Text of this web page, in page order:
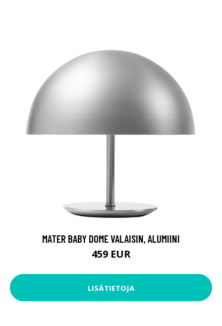
MATER BABY DOME VALAISIN, ALUMIINI
459 EUR
LISÄTIETOJA